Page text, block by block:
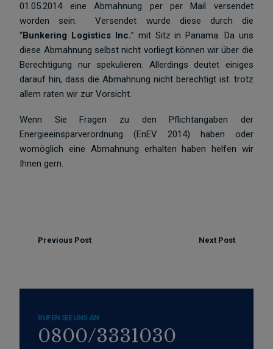
01.05.2014 eine Abmahnung per per Mail versendet
worden sein. Versendet wurde diese durch die
“Bunkering Logistics Inc.” mit Sitz in Panama. Da uns
diese Abmahnung selbst nicht vorliegt können wir über die
Berechtigung nur spekulieren. Allerdings deutet einiges
darauf hin, dass die Abmahnung nicht berechtigt ist. trotz
allem raten wir zur Vorsicht.
Wenn Sie Fragen zu den Pflichtangaben der
Energieeinsparverordnung (EnEV 2014) haben oder
womöglich eine Abmahnung erhalten haben helfen wir
Ihnen gern.
Previous Post Next Post
RUFEN SIE UNS AN
0800/3331030